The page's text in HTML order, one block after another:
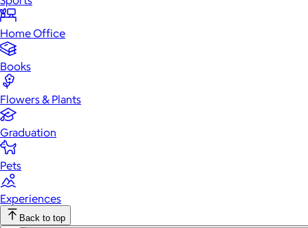
Home Office
Books
Flowers & Plants
Graduation
Pets
Experiences
Back to top